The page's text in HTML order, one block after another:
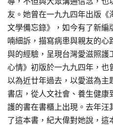
友。她曾在一九九四年出版
文學備忘錄》，如今有了新
喃細訴，描寫病患與親友的
與的經驗，呈現台灣愛滋照
心情》初版於一九九四年，
以為近廿年過去，以愛滋為主
書店，從人文社會、養生健
護的書在書櫃上出現。去年
了這本書，紀大偉對她說，